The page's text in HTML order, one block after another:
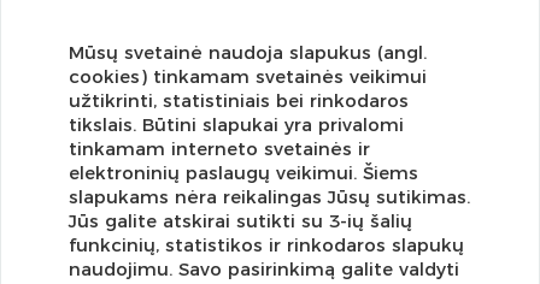
Užsisakykite naujienlaiškį ir pirmi gaukite geriausius
Mūsų svetainė naudoja slapukus (angl.
cookies) tinkamam svetainės veikimui
užtikrinti, statistiniais bei rinkodaros
tikslais. Būtini slapukai yra privalomi
tinkamam interneto svetainės ir
elektroninių paslaugų veikimui. Šiems
slapukams nėra reikalingas Jūsų sutikimas.
Jūs galite atskirai sutikti su 3-ių šalių
funkcinių, statistikos ir rinkodaros slapukų
naudojimu. Savo pasirinkimą galite valdyti